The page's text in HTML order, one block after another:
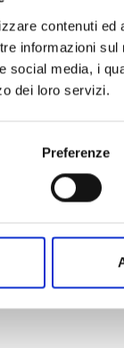
contenuti
informazioni
social media, i
dei loro servizi.
Preferenze
Santimone,
Martina
Attori,
di Miki
liriche dei
il tenore
Andrea Severi.